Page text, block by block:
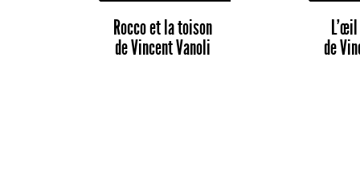
Rocco et la toison
deVincent Vanoli
de